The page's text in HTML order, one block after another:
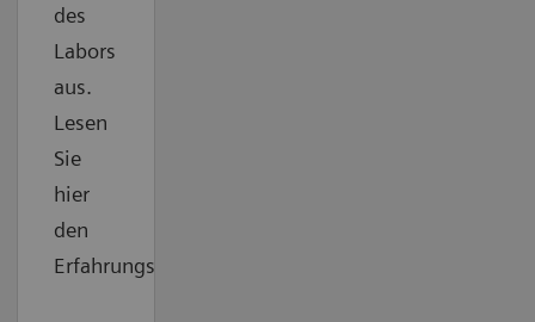
des
Labors
aus.
Lesen
Sie
hier
den
Erfahrungsbericht.